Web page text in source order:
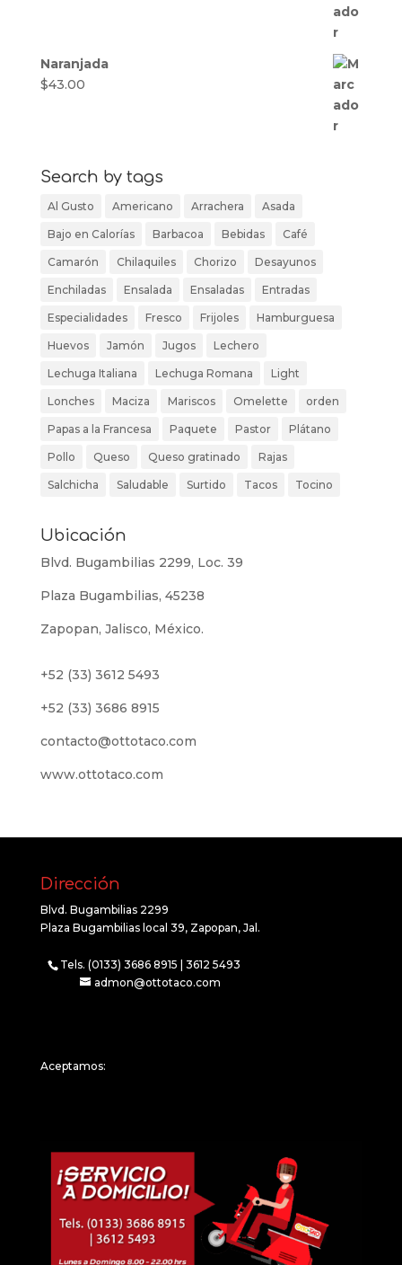
Naranjada
$43.00
Search by tags
Al Gusto Americano Arrachera Asada
Bajo en Calorías Barbacoa Bebidas Café
Camarón Chilaquiles Chorizo Desayunos
Enchiladas Ensalada Ensaladas Entradas
Especialidades Fresco Frijoles Hamburguesa
Huevos Jamón Jugos Lechero
Lechuga Italiana Lechuga Romana Light
Lonches Maciza Mariscos Omelette orden
Papas a la Francesa Paquete Pastor Plátano
Pollo Queso Queso gratinado Rajas
Salchicha Saludable Surtido Tacos Tocino
Ubicación
Blvd. Bugambilias 2299, Loc. 39
Plaza Bugambilias, 45238
Zapopan, Jalisco, México.
+52 (33) 3612 5493
+52 (33) 3686 8915
contacto@ottotaco.com
www.ottotaco.com
Dirección
Blvd. Bugambilias 2299
Plaza Bugambilias local 39, Zapopan, Jal.
Tels. (0133) 3686 8915 | 3612 5493
admon@ottotaco.com
Aceptamos: